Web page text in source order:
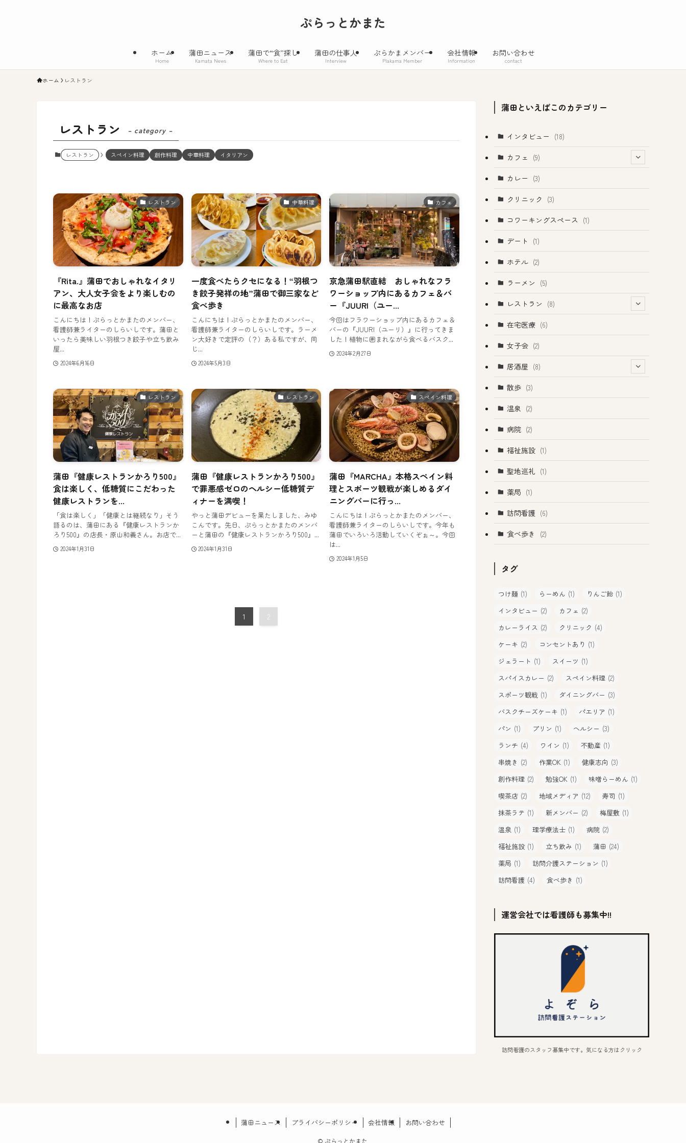
ぷらっとかまた
ホーム
Home
蒲田ニュース
Kamata News
蒲田で“食”探し
Where to Eat
蒲田の仕事人
Interview
ぷらかまメンバー
Plakama Member
会社情報
Information
お問い合わせ
contact
ホーム レストラン
レストラン – category –
レストラン スペイン料理 創作料理 中華料理 イタリアン
レストラン
『Rita.』蒲田でおしゃれなイタリ
アン、大人女子会をより楽しむの
に最高なお店
こんにちは！ぷらっとかまたのメンバー、
看護師兼ライターのしらいしです。蒲田と
いったら美味しい羽根つき餃子や立ち飲み
屋...
2024年6月16日
中華料理
一度食べたらクセになる！“羽根つ
き餃子発祥の地”蒲田で御三家など
食べ歩き
こんにちは！ぷらっとかまたのメンバー、
看護師兼ライターのしらいしです。ラーメ
ン大好きで定評の（？）ある私ですが、同
じ...
2024年5月3日
カフェ
京急蒲田駅直結 おしゃれなフラ
ワーショップ内にあるカフェ＆バ
ー『JUURI（ユー...
今回はフラワーショップ内にあるカフェ＆
バーの『JUURI（ユーリ）』に行ってきま
した！植物に囲まれながら食べるバスク...
2024年2月27日
レストラン
蒲田『健康レストランかろり500』
食は楽しく、低糖質にこだわった
健康レストランを...
「食は楽しく」「健康とは継続なり」そう
語るのは、蒲田にある『健康レストランか
ろり500』の店長・原山和義さん。お店で...
2024年1月31日
レストラン
蒲田『健康レストランかろり500』
で罪悪感ゼロのヘルシー低糖質デ
ィナーを満喫！
やっと蒲田デビューを果たしました、みゆ
こんです。先日、ぷらっとかまたのメンバ
ーと蒲田の『健康レストランかろり500』...
2024年1月31日
スペイン料理
蒲田『MARCHA』本格スペイン料
理とスポーツ観戦が楽しめるダイ
ニングバーに行っ...
こんにちは！ぷらっとかまたのメンバー、
看護師兼ライターのしらいしです。今年も
蒲田でいろいろ活動していくぞぉ～。今回
は...
2024年1月5日
1 2
蒲田といえばこのカテゴリー
インタビュー (18)
カフェ (9)
(1)
カレー (3)
クリニック (3)
コワーキングスペース (1)
デート (1)
ホテル (2)
ラーメン (5)
レストラン (8)
(1)
(1)
在宅医療 (6)
女子会 (2)
居酒屋 (8)
散歩 (3)
温泉 (2)
病院 (2)
福祉施設 (1)
聖地巡礼 (1)
薬局 (1)
訪問看護 (6)
食べ歩き (2)
タグ
つけ麺 (1) らーめん (1) りんご飴 (1)
インタビュー (2) カフェ (2)
カレーライス (2) クリニック (4)
ケーキ (2) コンセントあり (1)
ジェラート (1) スイーツ (1)
スパイスカレー (2) スペイン料理 (2)
スポーツ観戦 (1) ダイニングバー (3)
バスクチーズケーキ (1) パエリア (1)
パン (1) プリン (1) ヘルシー (3)
ランチ (4) ワイン (1) 不動産 (1)
串焼き (2) 作業OK (1) 健康志向 (3)
創作料理 (2) 勉強OK (1) 味噌らーめん (1)
喫茶店 (2) 地域メディア (12) 寿司 (1)
抹茶ラテ (1) 新メンバー (2) 梅屋敷 (1)
温泉 (1) 理学療法士 (1) 病院 (2)
福祉施設 (1) 立ち飲み (1) 蒲田 (24)
薬局 (1) 訪問介護ステーション (1)
訪問看護 (4) 食べ歩き (1)
運営会社では看護師も募集中!!
訪問看護のスタッフ募集中です。気になる方はクリック
蒲田ニュース プライバシーポリシー 会社情報 お問い合わせ
© ぷらっとかまた.